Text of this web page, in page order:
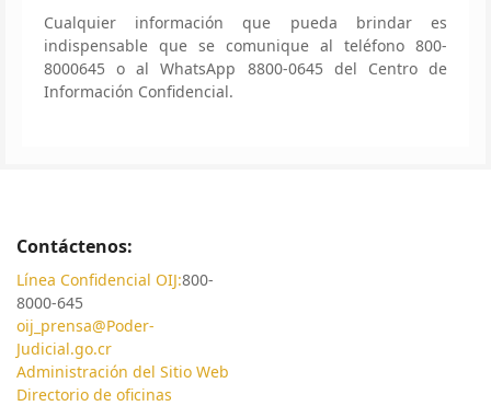
Cualquier información que pueda brindar es
indispensable que se comunique al teléfono 800-
8000645 o al WhatsApp 8800-0645 del Centro de
Información Confidencial.
Contáctenos:
Línea Confidencial OIJ:800-
8000-645
oij_prensa@Poder-
Judicial.go.cr
Administración del Sitio Web
Directorio de oficinas